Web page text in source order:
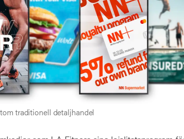
traditionell detaljhandel